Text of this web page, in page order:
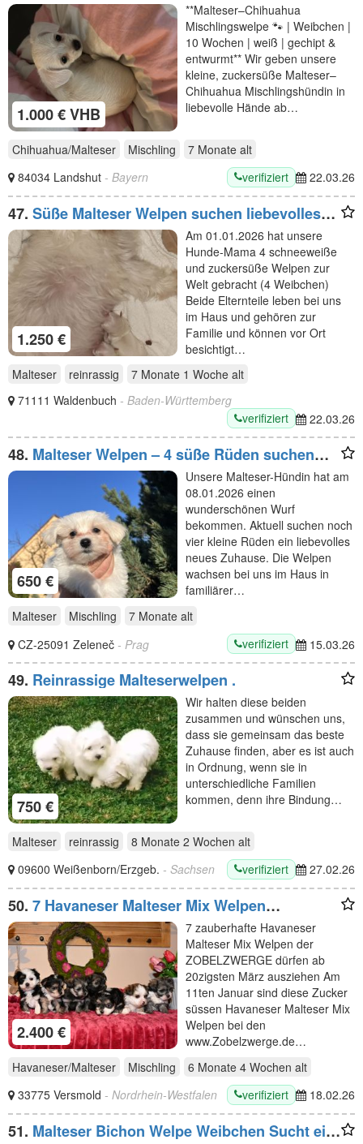
1.000 € VHB
**Malteser–Chihuahua
Mischlingswelpe 🐾 | Weibchen |
10 Wochen | weiß | gechipt &
entwurmt** Wir geben unsere
kleine, zuckersüße Malteser–
Chihuahua Mischlingshündin in
liebevolle Hände ab…
Chihuahua/Malteser Mischling 7 Monate alt
84034 Landshut - Bayern verifiziert 22.03.26
47. Süße Malteser Welpen suchen liebevolles
Zuhause
1.250 €
Am 01.01.2026 hat unsere
Hunde-Mama 4 schneeweiße
und zuckersüße Welpen zur
Welt gebracht (4 Weibchen)
Beide Elternteile leben bei uns
im Haus und gehören zur
Familie und können vor Ort
besichtigt…
Malteser
reinrassig 7 Monate 1 Woche alt
71111 Waldenbuch - Baden-Württemberg
verifiziert
22.03.26
48. Malteser Welpen – 4 süße Rüden suchen
liebevolles Zuhause
650 €
Unsere Malteser-Hündin hat am
08.01.2026 einen
wunderschönen Wurf
bekommen. Aktuell suchen noch
vier kleine Rüden ein liebevolles
neues Zuhause. Die Welpen
wachsen bei uns im Haus in
familiärer…
Malteser
Mischling 7 Monate alt
CZ-25091 Zeleneč - Prag verifiziert 15.03.26
49. Reinrassige Malteserwelpen .
750 €
‎Wir halten diese beiden
zusammen und wünschen uns,
dass sie gemeinsam das beste
Zuhause finden, aber es ist auch
in Ordnung, wenn sie in
unterschiedliche Familien
kommen, denn ihre Bindung…
Malteser reinrassig 8 Monate 2 Wochen alt
09600 Weißenborn/Erzgeb. - Sachsen verifiziert 27.02.26
50. 7 Havaneser Malteser Mix Welpen
ZOBELZWERGE Abgabe ab Mitte März
2.400 €
7 zauberhafte Havaneser
Malteser Mix Welpen der
ZOBELZWERGE dürfen ab
20zigsten März ausziehen Am
11ten Januar sind diese Zucker
süssen Havaneser Malteser Mix
Welpen bei den
www.Zobelzwerge.de…
Havaneser/Malteser
Mischling 6 Monate 4 Wochen alt
33775 Versmold - Nordrhein-Westfalen verifiziert 18.02.26
51. Malteser Bichon Welpe Weibchen Sucht ein